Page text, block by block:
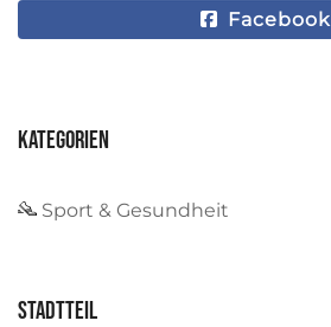
Facebook
Kategorien
Sport & Gesundheit
Stadtteil